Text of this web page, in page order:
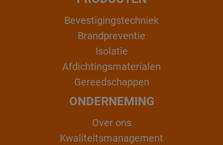
Bevestigingstechniek
Brandpreventie
Isolatie
Afdichtingsmaterialen
Gereedschappen
ONDERNEMING
Over ons
Kwaliteitsmanagement